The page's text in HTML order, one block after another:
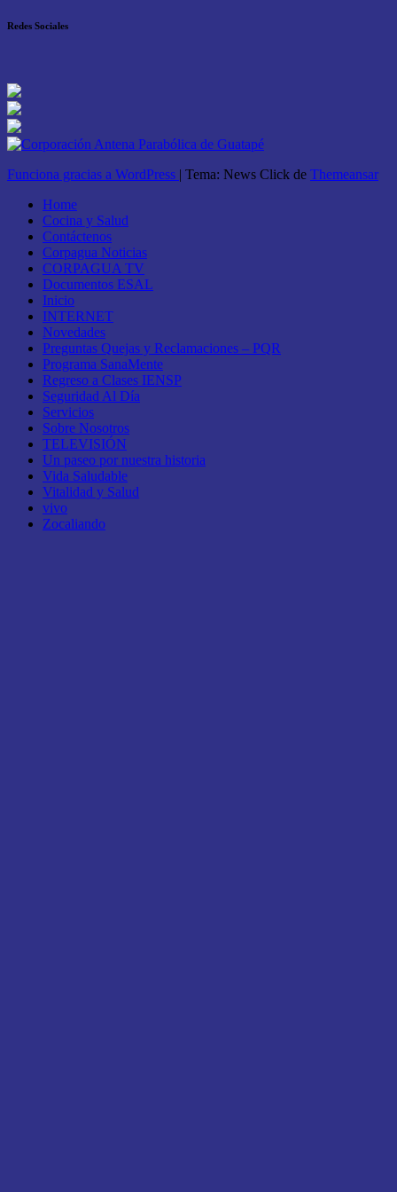
Redes Sociales
Funciona gracias a WordPress | Tema: News Click de Themeansar
Home
Cocina y Salud
Contáctenos
Corpagua Noticias
CORPAGUA TV
Documentos ESAL
Inicio
INTERNET
Novedades
Preguntas Quejas y Reclamaciones – PQR
Programa SanaMente
Regreso a Clases IENSP
Seguridad Al Día
Servicios
Sobre Nosotros
TELEVISIÓN
Un paseo por nuestra historia
Vida Saludable
Vitalidad y Salud
vivo
Zocaliando